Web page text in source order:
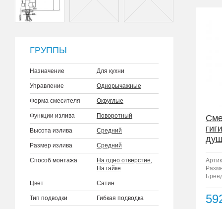
ГРУППЫ
Назначение Для кухни
Управление Однорычажные
Форма смесителя Округлые
Функции излива Поворотный
Высота излива Средний
Размер излива Средний
Способ монтажа На одно отверстие,
На гайке
Цвет Сатин
Тип подводки Гибкая подводка